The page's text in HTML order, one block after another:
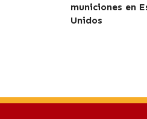
municiones en
Unidos